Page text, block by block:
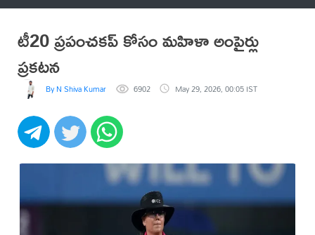
టీ20 ప్రపంచకప్‌ కోసం మహిళా అంపైర్లు
ప్రకటన
By N Shiva Kumar 6902 May 29, 2026, 00:05 IST